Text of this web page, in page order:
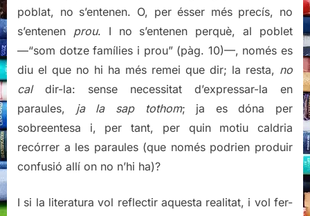
poblat, no s’entenen. O, per ésser més precís, no
s’entenen prou. I no s’entenen perquè, al poblet
—“som dotze famílies i prou”(pàg. 10)—, només es
diu el que no hi ha més remei que dir; la resta, no
caldir-la: sense necessitat d’expressar-la en
paraules, ja la sap tothom; ja es dóna per
sobreentesa i, per tant, per quin motiu caldria
recórrer a les paraules (que només podrien produir
confusió allí on no n’hi ha)?
I si la literatura vol reflectir aquesta realitat, i vol fer-